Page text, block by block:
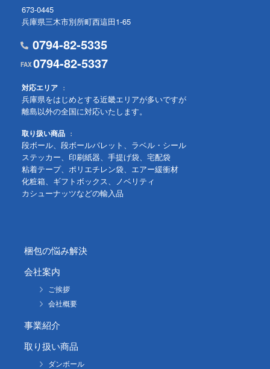
673-0445
兵庫県三木市別所町西這田1-65
0794-82-5335
0794-82-5337
対応エリア
兵庫県をはじめとする近畿エリアが多いですが
離島以外の全国に対応いたします。
取り扱い商品
段ボール、段ボールパレット、ラベル・シール
ステッカー、印刷紙器、手提げ袋、宅配袋
粘着テープ、ポリエチレン袋、エアー緩衝材
化粧箱、ギフトボックス、ノベリティ
カシューナッツなどの輸入品
梱包の悩み解決
会社案内
ご挨拶
会社概要
事業紹介
取り扱い商品
ダンボール